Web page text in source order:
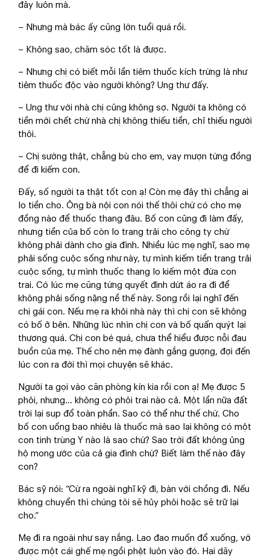
đây luôn mà.
– Nhưng mà bác ấy cũng lớn tuổi quá rồi.
– Không sao, chăm sóc tốt là được.
– Nhưng chị có biết mỗi lần tiêm thuốc kích trứng là như
tiêm thuốc độc vào người không? Ung thư đấy.
– Ung thư với nhà chị cũng không sợ. Người ta không có
tiền mới chết chứ nhà chị không thiếu tiền, chỉ thiếu người
thôi.
– Chị sướng thật, chẳng bù cho em, vay mượn từng đồng
để đi kiếm con.
Đấy, số người ta thật tốt con ạ! Còn mẹ đây thì chẳng ai
lo tiền cho. Ông bà nội con nói thế thôi chứ có cho mẹ
đồng nào để thuốc thang đâu. Bố con cũng đi làm đấy,
nhưng tiền của bố còn lo trang trải cho công ty chứ
không phải dành cho gia đình. Nhiều lúc mẹ nghĩ, sao mẹ
phải sống cuộc sống như này, tự mình kiếm tiền trang trải
cuộc sống, tự mình thuốc thang lo kiếm một đứa con
trai. Có lúc mẹ cũng từng quyết định dứt áo ra đi để
không phải sống nặng nề thế này. Song rồi lại nghĩ đến
chị gái con. Nếu mẹ ra khỏi nhà này thì chị con sẽ không
có bố ở bên. Những lúc nhìn chị con và bố quấn quýt lại
thương quá. Chị con bé quá, chưa thể hiểu được nỗi đau
buồn của mẹ. Thế cho nên mẹ đành gắng gượng, đợi đến
lúc con ra đời thì mọi chuyện sẽ khác.
Người ta gọi vào căn phòng kín kia rồi con ạ! Mẹ được 5
phôi, nhưng… không có phôi trai nào cả. Một lần nữa đất
trời lại sụp đổ toàn phần. Sao có thể như thế chứ. Cho
bố con uống bao nhiêu là thuốc mà sao lại không có một
con tinh trùng Y nào là sao chứ? Sao trời đất không ủng
hộ mong ước của cả gia đình chứ? Biết làm thế nào đây
con?
Bác sỹ nói: “Cứ ra ngoài nghĩ kỹ đi, bàn với chồng đi. Nếu
không chuyển thì chúng tôi sẽ hủy phôi hoặc sẽ trữ lại
cho.”
Mẹ đi ra ngoài như say nắng. Lao đao muốn đổ xuống, vớ
được một cái ghế mẹ ngồi phệt luôn vào đó. Hai dãy